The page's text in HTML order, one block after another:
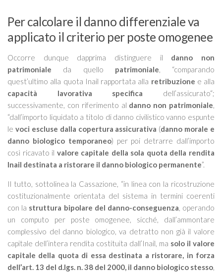
Per calcolare il danno differenziale va
applicato il criterio per poste omogenee
Occorre dunque dapprima distinguere il danno non
patrimoniale da quello patrimoniale, “comparando
quest’ultimo alla quota Inail rapportata alla retribuzione e alla
capacità lavorativa
specifica dell’assicurato“;
successivamente, con riferimento al danno non patrimoniale,
“dall’importo liquidato a titolo di danno civilistico vanno espunte
le voci escluse dalla copertura assicurativa (danno morale e
danno biologico temporaneo) per poi detrarre dall’importo
così ricavato il valore capitale della sola quota della rendita
Inail destinata a ristorare il danno biologico permanente”.
Il tutto, sottolinea la Cassazione, “in linea con la ricostruzione
costituzionalmente orientata del sistema in termini coerenti
con la struttura bipolare del danno-conseguenza, operando
un computo per poste omogenee, sicché, dall’ammontare
complessivo del danno biologico, va detratto non già il valore
capitale dell’intera rendita costituita dall’Inail, ma solo il valore
capitale della quota di essa destinata a ristorare, in forza
dell’art. 13 del d.lgs. n. 38 del 2000, il danno biologico stesso,